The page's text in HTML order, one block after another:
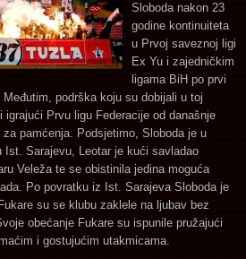
Sloboda nakon 23
godine kontinuiteta
u Prvoj saveznoj ligi
Ex Yu i zajedničkim
ligama BiH po prvi
podrška koju su dobijali u toj
Prvu ligu Federacije od današnje
pamćenja. Podsjetimo, Sloboda je u
Ist. Sarajevu, Leotar je kući savladao
Veleža te se obistinila jedina moguća
Po povratku iz Ist. Sarajeva Sloboda je
su se klubu zaklele na ljubav bez
obećanje Fukare su ispunile pružajući
i gostujućim utakmicama.